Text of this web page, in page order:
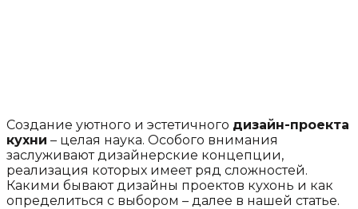
Создание уютного и эстетичного дизайн-проекта
кухни – целая наука. Особого внимания
заслуживают дизайнерские концепции,
реализация которых имеет ряд сложностей.
Какими бывают дизайны проектов кухонь и как
определиться с выбором – далее в нашей статье.